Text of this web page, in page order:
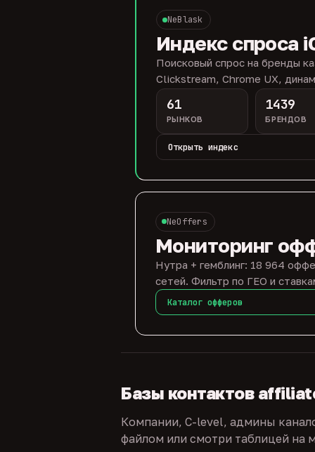
NeBlask
Индекс спроса
Поисковый спрос на бренды
Clickstream, Chrome UX,
61
РЫНКОВ
1439
БРЕНДОВ
Открыть индекс
NeOffers
Мониторинг
Нутра + гемблинг: 18 964
сетей. Фильтр по ГЕО и
Каталог офферов
Базы контактов
Компании, C-level, админы
файлом или смотри таблицей на